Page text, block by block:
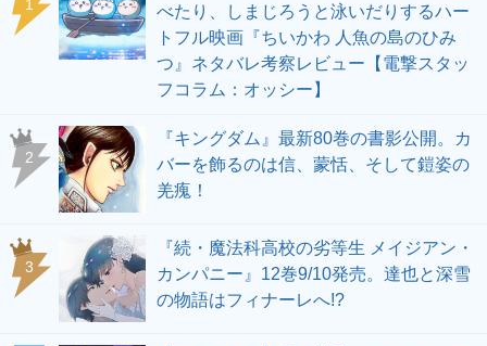
1
べたり、しまじろうと泳いだりするハー
トフル映画『ちいかわ 人魚の島のひみ
つ』ネタバレ考察レビュー【電撃スタッ
フコラム：オッシー】
2
『キングダム』最新80巻の書影公開。カ
バーを飾るのは信、蒙恬、そして鎧姿の
羌瘣！
3
『続・魔法科高校の劣等生 メイジアン・
カンパニー』12巻9/10発売。達也と深雪
の物語はフィナーレへ!?